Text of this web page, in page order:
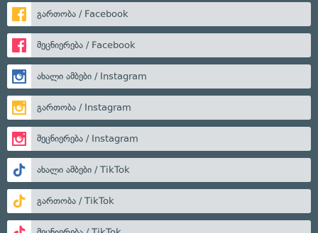
გართობა / Facebook
მეცნიერება / Facebook
ახალი ამბები / Instagram
გართობა / Instagram
მეცნიერება / Instagram
ახალი ამბები / TikTok
გართობა / TikTok